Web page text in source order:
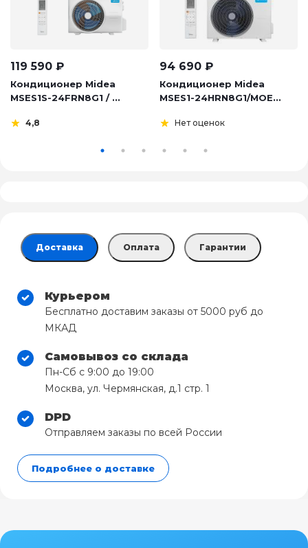
119 590 ₽
Кондиционер Midea
MSES1S-24FRN8G1 / ...
4,8
94 690 ₽
Кондиционер Midea
MSES1-24HRN8G1/MOE...
Нет оценок
Доставка Оплата Гарантии
Курьером
Бесплатно доставим заказы от 5000 руб до
МКАД
Самовывоз со склада
Пн-Сб с 9:00 до 19:00
Москва, ул. Чермянская, д.1 стр. 1
DPD
Отправляем заказы по всей России
Подробнее о доставке